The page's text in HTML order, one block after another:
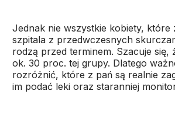
Jednak nie wszystkie kobiety, które
szpitala z przedwczesnych
rodzą przed terminem. Szacuje się,
ok. 30 proc. tej grupy. Dlatego
rozróżnić, które z pań są realnie
im podać leki oraz staranniej